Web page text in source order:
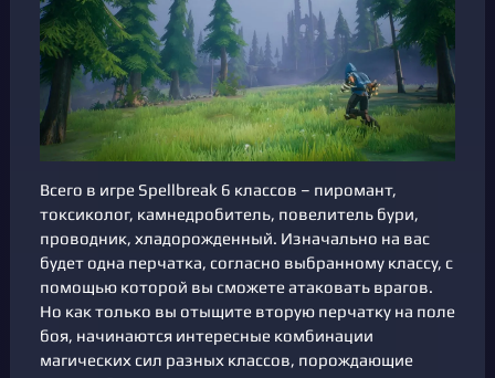
Всего в игре Spellbreak 6 классов – пиромант,
токсиколог, камнедробитель, повелитель бури,
проводник, хладорожденный. Изначально на вас
будет одна перчатка, согласно выбранному классу, с
помощью которой вы сможете атаковать врагов.
Но как только вы отыщите вторую перчатку на поле
боя, начинаются интересные комбинации
магических сил разных классов, порождающие